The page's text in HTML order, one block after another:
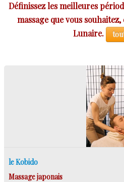
Définissez les meilleures
massage que vous
Lunaire.
le Kobido
Massage japonais